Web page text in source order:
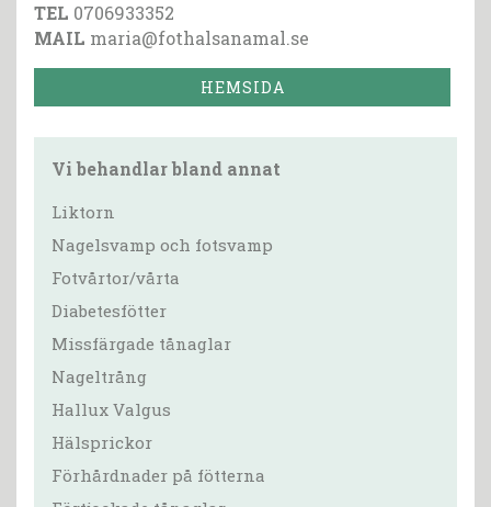
TEL 0706933352
MAIL maria@fothalsanamal.se
HEMSIDA
Vi behandlar bland annat
Liktorn
Nagelsvamp och fotsvamp
Fotvårtor/vårta
Diabetesfötter
Missfärgade tånaglar
Nageltrång
Hallux Valgus
Hälsprickor
Förhårdnader på fötterna